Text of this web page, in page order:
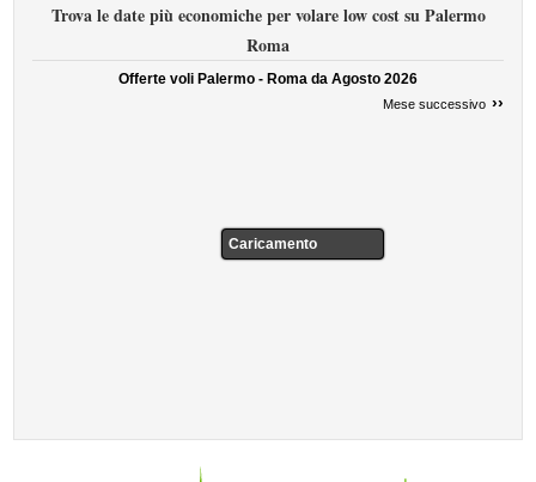
Trova le date più economiche per volare low cost su Palermo
Roma
Offerte voli Palermo - Roma da Agosto 2026
Mese successivo ››
Caricamento